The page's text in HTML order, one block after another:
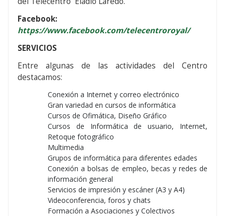
Facebook:
https://www.facebook.com/telecentroroyal/
SERVICIOS
Entre algunas de las actividades del Centro
destacamos:
Conexión a Internet y correo electrónico
Gran variedad en cursos de informática
Cursos de Ofimática, Diseño Gráfico
Cursos de Informática de usuario, Internet,
Retoque fotográfico
Multimedia
Grupos de informática para diferentes edades
Conexión a bolsas de empleo, becas y redes de
información general
Servicios de impresión y escáner (A3 y A4)
Videoconferencia, foros y chats
Formación a Asociaciones y Colectivos